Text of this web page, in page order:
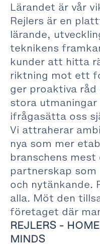
Lärandet är vår
Rejlers är en
lärande,
teknikens
kunder att hitta
riktning mot ett
ger proaktiva
stora
ifrågasätta oss
Vi attraherar
nya som mer
branschens
partnerskap som
och nytänkande.
alla. Möt den
företaget där
REJLERS -
MINDS